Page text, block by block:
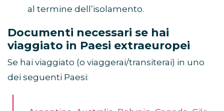
al termine dell’isolamento.
Documenti necessari se hai
viaggiato in Paesi extraeuropei
Se hai viaggiato (o viaggerai/transiterai) in uno
dei seguenti Paesi: